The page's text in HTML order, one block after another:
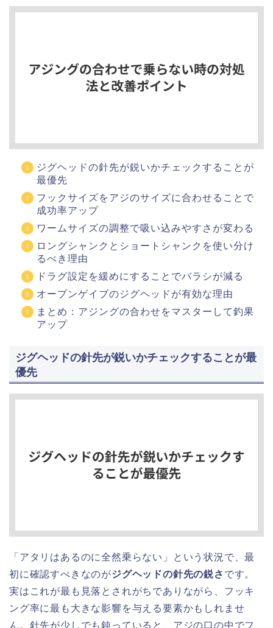
ジグヘッドの針先が鋭いかチェックすることが
最優先
フックサイズをアジのサイズに合わせることで
成功率アップ
ワームサイズの調整で吸い込みやすさが変わる
ロングシャンクとショートシャンクを使い分け
るべき理由
ドラグ設定を緩めにすることでバラシが減る
オープンゲイブのジグヘッドが有効な理由
まとめ：アジングの合わせをマスターして釣果
アップ
ジグヘッドの針先が鋭いかチェックすることが最
優先
「アタリはあるのに全然乗らない」という状況で、最
初に確認すべきなのがジグヘッドの針先の鋭さ です。
実はこれが最も見落とされがちでありながら、フッキ
ング率に最も大きな影響を与える要素かもしれませ
ん。針先が少しでも鈍っていると、アジの口の中でフ